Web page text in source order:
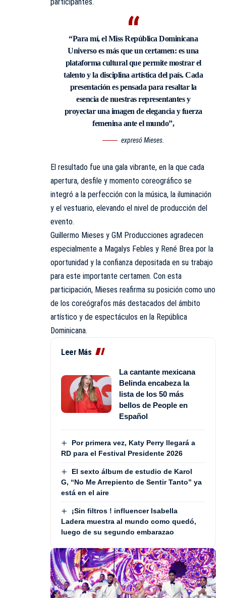
“Para mí, el Miss República Dominicana
Universo es más que un certamen: es una
plataforma cultural que permite mostrar el
talento y la disciplina artística del país. Cada
presentación es pensada para resaltar la
esencia de nuestras representantes y
proyectar una imagen de elegancia y fuerza
femenina ante el mundo”,
expresó Mieses.
El resultado fue una gala vibrante, en la que cada
apertura, desfile y momento coreográfico se
integró a la perfección con la música, la iluminación
y el vestuario, elevando el nivel de producción del
evento.
Guillermo Mieses y GM Producciones agradecen
especialmente a Magalys Febles y René Brea por la
oportunidad y la confianza depositada en su trabajo
para este importante certamen. Con esta
participación, Mieses reafirma su posición como uno
de los coreógrafos más destacados del ámbito
artístico y de espectáculos en la República
Dominicana.
Leer Más
La cantante mexicana
Belinda encabeza la
lista de los 50 más
bellos de People en
Español
Por primera vez, Katy Perry llegará a
RD para el Festival Presidente 2026
El sexto álbum de estudio de Karol
G, “No Me Arrepiento de Sentir Tanto” ya
está en el aire
¡Sin filtros ! influencer Isabella
Ladera muestra al mundo como quedó,
luego de su segundo embarazao